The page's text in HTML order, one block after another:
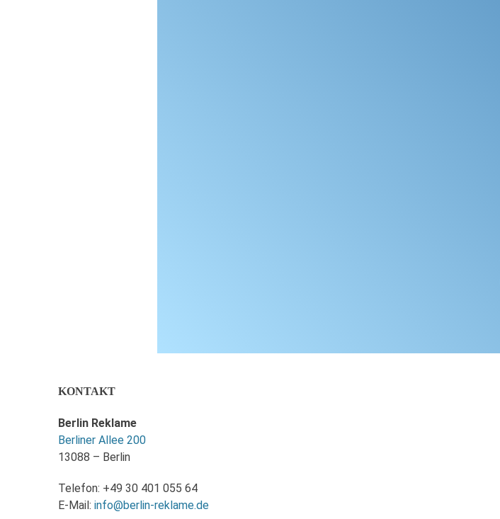
KONTAKT
Berlin Reklame
Berliner Allee 200
13088 – Berlin
Telefon: +49 30 401 055 64
E-Mail: info@berlin-reklame.de